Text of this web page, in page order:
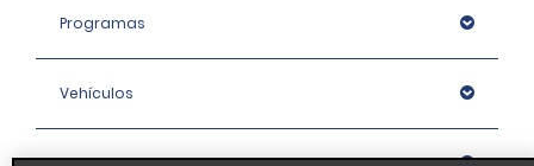
Programas
Vehículos